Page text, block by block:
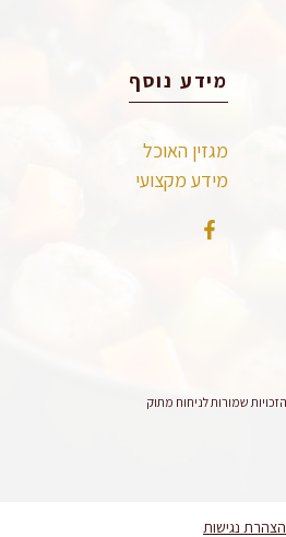
מידע נוסף
מגזין האוכל
מידע מקצועי
הצהרת נגישות